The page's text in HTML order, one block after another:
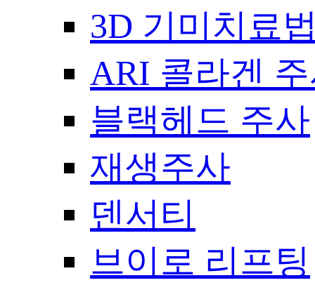
3D 기미치료
ARI 콜라겐
블랙헤드 주사
재생주사
덴서티
브이로 리프팅